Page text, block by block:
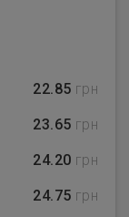
22.85 грн
23.65 грн
24.20 грн
24.75 грн